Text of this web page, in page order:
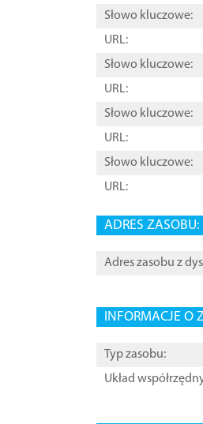
Słowo kluczowe:
URL:
Słowo kluczowe:
URL:
Słowo kluczowe:
URL:
Słowo kluczowe:
URL:
ADRES ZASOBU:
Adres zasobu z
INFORMACJE O
Typ zasobu:
Układ